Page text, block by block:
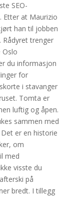
SEO-
Etter at Maurizio
han til jobben
trenger
Oslo
du informasjon
for
i stavanger
Tomta er
luftig og åpen.
sammen med
er en historie
om
med
visste du
på
bredt. I tillegg